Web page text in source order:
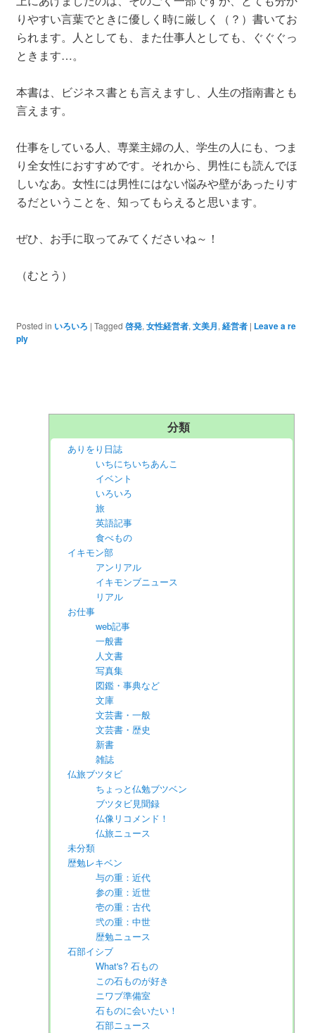
りやすい言葉でときに優しく時に厳しく（？）書いてお
られます。人としても、また仕事人としても、ぐぐぐっ
ときます…。
本書は、ビジネス書とも言えますし、人生の指南書とも
言えます。
仕事をしている人、専業主婦の人、学生の人にも、つま
り全女性におすすめです。それから、男性にも読んでほ
しいなあ。女性には男性にはない悩みや壁があったりす
るだということを、知ってもらえると思います。
ぜひ、お手に取ってみてくださいね～！
（むとう）
Posted in いろいろ | Tagged 啓発, 女性経営者, 文美月, 経営者 | Leave a re
ply
分類
ありをり日誌
いちにちいちあんこ
イベント
いろいろ
旅
英語記事
食べもの
イキモン部
アンリアル
イキモンブニュース
リアル
お仕事
web記事
一般書
人文書
写真集
図鑑・事典など
文庫
文芸書・一般
文芸書・歴史
新書
雑誌
仏旅ブツタビ
ちょっと仏勉ブツベン
ブツタビ見聞録
仏像リコメンド！
仏旅ニュース
未分類
歴勉レキベン
与の重：近代
参の重：近世
壱の重：古代
弐の重：中世
歴勉ニュース
石部イシブ
What's? 石もの
この石ものが好き
ニワブ準備室
石ものに会いたい！
石部ニュース